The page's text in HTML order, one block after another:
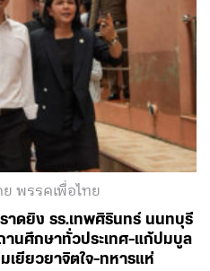
ย พรรคเพื่อไทย
าดยิง รร.เทพศิรินทร์ นนทบุรี
นศึกษาทั่วประเทศ-แก้ปมบูล
เยียวยาจิตใจ-ทหารแห่